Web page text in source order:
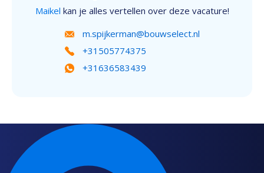
Maikel kan je alles vertellen over deze vacature!
m.spijkerman@bouwselect.nl
+31505774375
+31636583439